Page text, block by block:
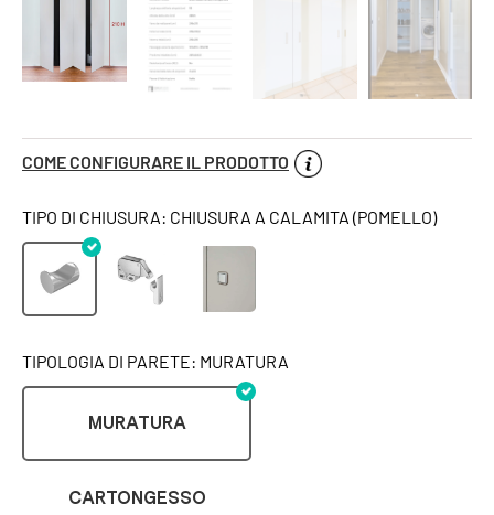
COME CONFIGURARE IL PRODOTTO
TIPO DI CHIUSURA: CHIUSURA A CALAMITA (POMELLO)
TIPOLOGIA DI PARETE: MURATURA
MURATURA
CARTONGESSO